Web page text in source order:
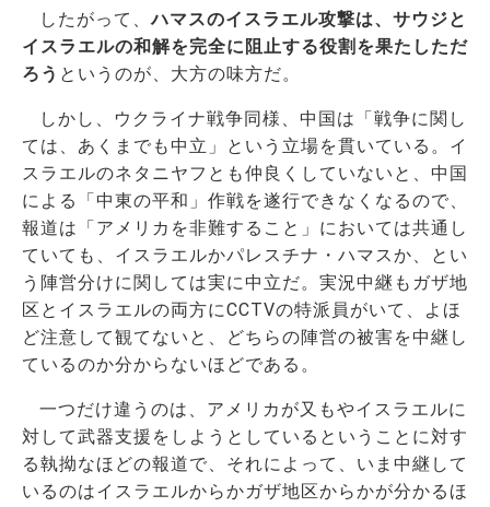
したがって、ハマスのイスラエル攻撃は、サウジと
イスラエルの和解を完全に阻止する役割を果たしただ
ろう というのが、大方の味方だ。
しかし、ウクライナ戦争同様、中国は「戦争に関し
ては、あくまでも中立」という立場を貫いている。イ
スラエルのネタニヤフとも仲良くしていないと、中国
による「中東の平和」作戦を遂行できなくなるので、
報道は「アメリカを非難すること」においては共通し
ていても、イスラエルかパレスチナ・ハマスか、とい
う陣営分けに関しては実に中立だ。実況中継もガザ地
区とイスラエルの両方にCCTVの特派員がいて、よほ
ど注意して観てないと、どちらの陣営の被害を中継し
ているのか分からないほどである。
一つだけ違うのは、アメリカが又もやイスラエルに
対して武器支援をしようとしているということに対す
る執拗なほどの報道で、それによって、いま中継して
いるのはイスラエルからかガザ地区からかが分かるほ